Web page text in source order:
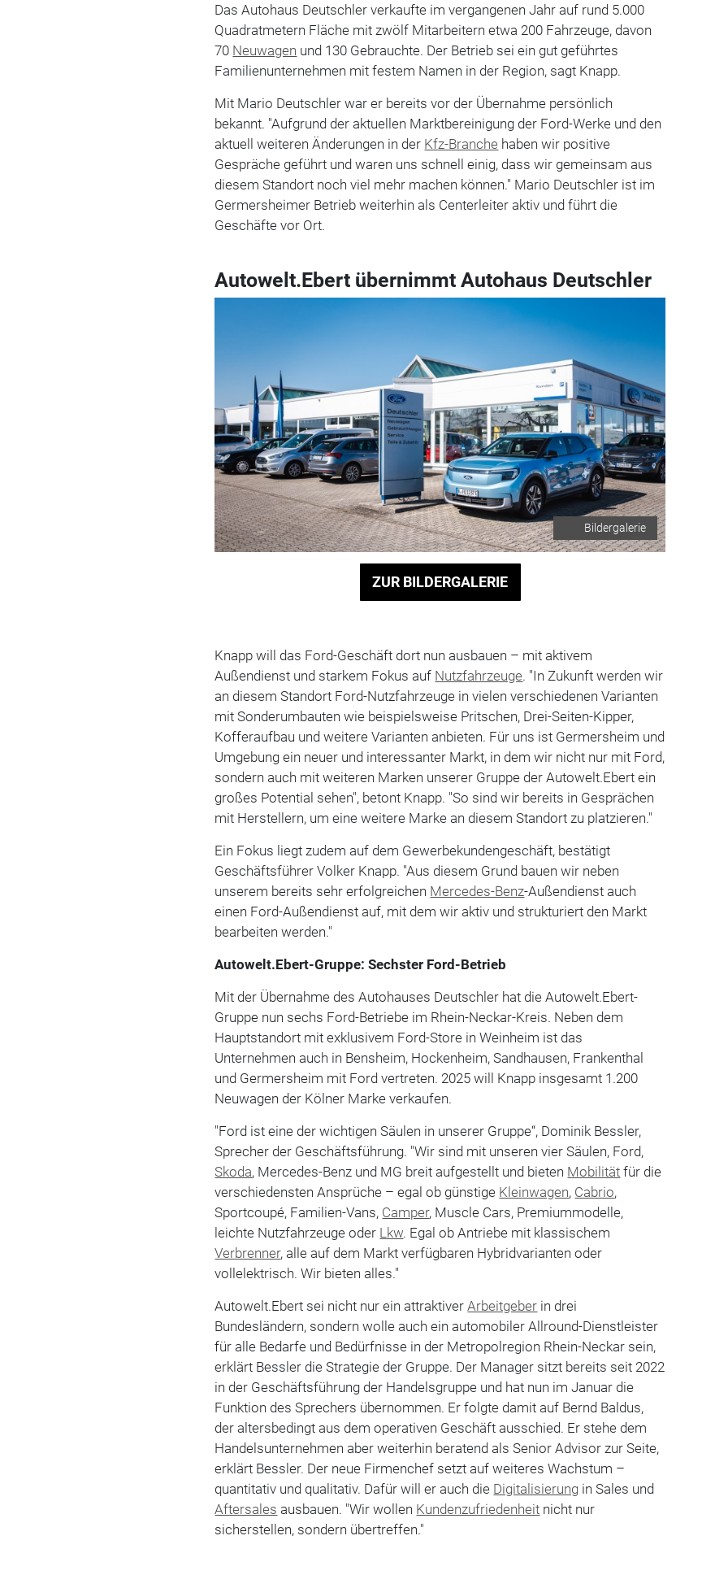
Das Autohaus Deutschler verkaufte im vergangenen Jahr auf rund 5.000
Quadratmetern Fläche mit zwölf Mitarbeitern etwa 200 Fahrzeuge, davon
70 Neuwagen und 130 Gebrauchte. Der Betrieb sei ein gut geführtes
Familienunternehmen mit festem Namen in der Region, sagt Knapp.
Mit Mario Deutschler war er bereits vor der Übernahme persönlich
bekannt. "Aufgrund der aktuellen Marktbereinigung der Ford-Werke und den
aktuell weiteren Änderungen in der Kfz-Branche haben wir positive
Gespräche geführt und waren uns schnell einig, dass wir gemeinsam aus
diesem Standort noch viel mehr machen können." Mario Deutschler ist im
Germersheimer Betrieb weiterhin als Centerleiter aktiv und führt die
Geschäfte vor Ort.
Autowelt.Ebert übernimmt Autohaus Deutschler
Bildergalerie
ZUR BILDERGALERIE
Knapp will das Ford-Geschäft dort nun ausbauen – mit aktivem
Außendienst und starkem Fokus auf Nutzfahrzeuge. "In Zukunft werden wir
an diesem Standort Ford-Nutzfahrzeuge in vielen verschiedenen Varianten
mit Sonderumbauten wie beispielsweise Pritschen, Drei-Seiten-Kipper,
Kofferaufbau und weitere Varianten anbieten. Für uns ist Germersheim und
Umgebung ein neuer und interessanter Markt, in dem wir nicht nur mit Ford,
sondern auch mit weiteren Marken unserer Gruppe der Autowelt.Ebert ein
großes Potential sehen", betont Knapp. "So sind wir bereits in Gesprächen
mit Herstellern, um eine weitere Marke an diesem Standort zu platzieren."
Ein Fokus liegt zudem auf dem Gewerbekundengeschäft, bestätigt
Geschäftsführer Volker Knapp. "Aus diesem Grund bauen wir neben
unserem bereits sehr erfolgreichen Mercedes-Benz-Außendienst auch
einen Ford-Außendienst auf, mit dem wir aktiv und strukturiert den Markt
bearbeiten werden."
Autowelt.Ebert-Gruppe: Sechster Ford-Betrieb
Mit der Übernahme des Autohauses Deutschler hat die Autowelt.Ebert-
Gruppe nun sechs Ford-Betriebe im Rhein-Neckar-Kreis. Neben dem
Hauptstandort mit exklusivem Ford-Store in Weinheim ist das
Unternehmen auch in Bensheim, Hockenheim, Sandhausen, Frankenthal
und Germersheim mit Ford vertreten. 2025 will Knapp insgesamt 1.200
Neuwagen der Kölner Marke verkaufen.
"Ford ist eine der wichtigen Säulen in unserer Gruppe“, Dominik Bessler,
Sprecher der Geschäftsführung. "Wir sind mit unseren vier Säulen, Ford,
Skoda, Mercedes-Benz und MG breit aufgestellt und bieten Mobilität für die
verschiedensten Ansprüche – egal ob günstige Kleinwagen, Cabrio,
Sportcoupé, Familien-Vans, Camper, Muscle Cars, Premiummodelle,
leichte Nutzfahrzeuge oder Lkw. Egal ob Antriebe mit klassischem
Verbrenner, alle auf dem Markt verfügbaren Hybridvarianten oder
vollelektrisch. Wir bieten alles."
Autowelt.Ebert sei nicht nur ein attraktiverArbeitgeber in drei
Bundesländern, sondern wolle auch ein automobiler Allround-Dienstleister
für alle Bedarfe und Bedürfnisse in der Metropolregion Rhein-Neckar sein,
erklärt Bessler die Strategie der Gruppe. Der Manager sitzt bereits seit 2022
in der Geschäftsführung der Handelsgruppe und hat nun im Januar die
Funktion des Sprechers übernommen. Er folgte damit auf Bernd Baldus,
der altersbedingt aus dem operativen Geschäft ausschied. Er stehe dem
Handelsunternehmen aber weiterhin beratend als Senior Advisor zur Seite,
erklärt Bessler. Der neue Firmenchef setzt auf weiteres Wachstum –
quantitativ und qualitativ. Dafür will er auch die Digitalisierung in Sales und
Aftersales ausbauen. "Wir wollen Kundenzufriedenheit nicht nur
sicherstellen, sondern übertreffen."